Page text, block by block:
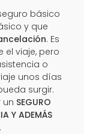
básico
y que
. Es
el viaje, pero
o
unos días
surgir.
un SEGURO
Y ADEMÁS
.